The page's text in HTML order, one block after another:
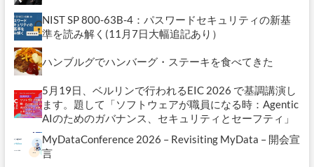
NIST SP 800-63B-4：パスワードセキュリティの新基
準を読み解く(11月7日大幅追記あり）
ハンブルグでハンバーグ・ステーキを食べてきた
5月19日、ベルリンで行われるEIC 2026 で基調講演し
ます。題して「ソフトウェアが職員になる時：Agentic
AIのためのガバナンス、セキュリティとセーフティ」
MyDataConference 2026 – Revisiting MyData – 開会宣
言